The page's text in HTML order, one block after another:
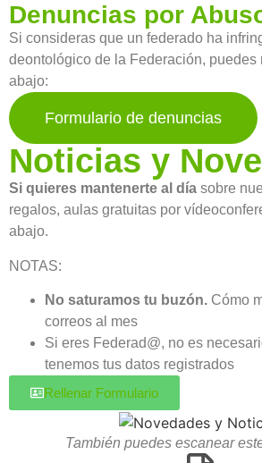
Denuncias por
Si consideras que un federado ha
deontológico de la Federación, puedes
abajo:
Formulario de denuncias
Noticias y
Si quieres mantenerte al día sobre
regalos, aulas gratuitas por
abajo.
NOTAS:
No saturamos tu buzón. Cómo
correos al mes
Si eres Federad@, no es
tenemos tus datos registrados
Rellenar Formulario
También puedes escanear